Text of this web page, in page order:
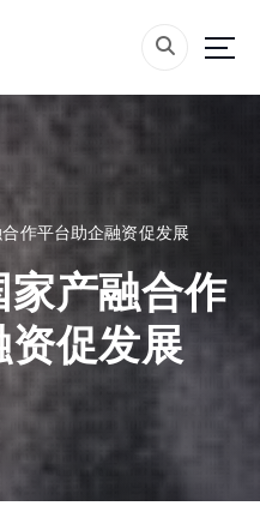
作平台助企融资促发展
产融合作
促发展